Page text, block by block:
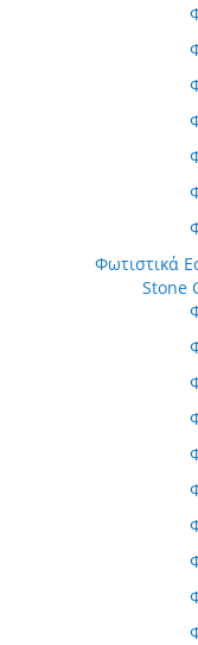
Φωτιστικά
Stone